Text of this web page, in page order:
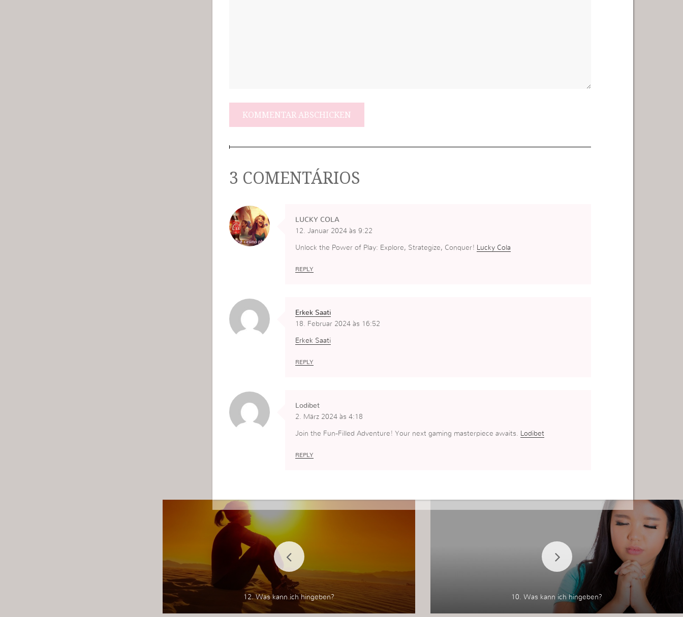
3 COMENTÁRIOS
LUCKY COLA
12. Januar 2024 às 9:22
Unlock the Power of Play: Explore, Strategize, Conquer! Lucky Cola
REPLY
Erkek Saati
18. Februar 2024 às 16:52
Erkek Saati
REPLY
Lodibet
2. März 2024 às 4:18
Join the Fun-Filled Adventure! Your next gaming masterpiece awaits. Lodibet
REPLY
12. Was kann ich hingeben? 10. Was kann ich hingeben?